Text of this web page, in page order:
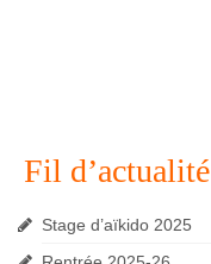
Fil d’actualité
Stage d’aïkido 2025